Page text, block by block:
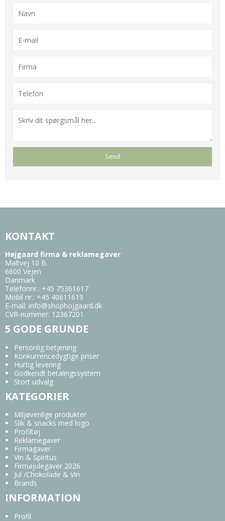
KONTAKT
Højgaard firma & reklamegaver
Maltvej 10 B.
6600 Vejen
Danmark
Telefonnr.: +45 75361617
Mobil nr.: +45 40611619
E-mail: info@shophojgaard.dk
CVR-nummer: 12367201
5 GODE GRUNDE
Personlig betjening
Konkurrencedygtige priser
Hurtig levering
Godkendt betalingssystem
Stort udvalg
KATEGORIER
Miljøvenlige produkter
Slik & snacks med logo
Profiltøj
Reklamegaver
Firmagaver
Vin & Spiritus
Firmajulegaver 2026
Jul /Chokolade & Vin
Brands
INFORMATION
Profil